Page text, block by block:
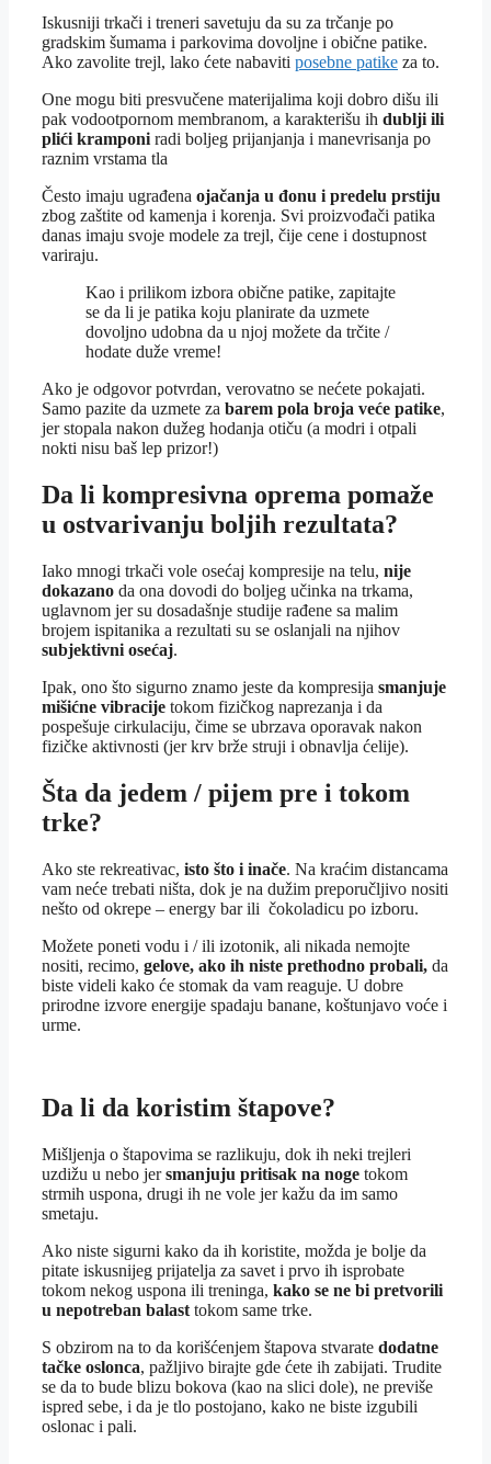
Iskusniji trkači i treneri savetuju da su za trčanje po
gradskim šumama i parkovima dovoljne i obične patike.
Ako zavolite trejl, lako ćete nabaviti posebne patike za to.
One mogu biti presvučene materijalima koji dobro dišu ili
pak vodootpornom membranom, a karakterišu ih dublji ili
plići kramponi radi boljeg prijanjanja i manevrisanja po
raznim vrstama tla
Često imaju ugrađena ojačanja u đonu i predelu prstiju
zbog zaštite od kamenja i korenja. Svi proizvođači patika
danas imaju svoje modele za trejl, čije cene i dostupnost
variraju.
Kao i prilikom izbora obične patike, zapitajte
se da li je patika koju planirate da uzmete
dovoljno udobna da u njoj možete da trčite /
hodate duže vreme!
Ako je odgovor potvrdan, verovatno se nećete pokajati.
Samo pazite da uzmete za barem pola broja veće patike,
jer stopala nakon dužeg hodanja otiču (a modri i otpali
nokti nisu baš lep prizor!)
Da li kompresivna oprema pomaže
u ostvarivanju boljih rezultata?
Iako mnogi trkači vole osećaj kompresije na telu, nije
dokazano da ona dovodi do boljeg učinka na trkama,
uglavnom jer su dosadašnje studije rađene sa malim
brojem ispitanika a rezultati su se oslanjali na njihov
subjektivni osećaj.
Ipak, ono što sigurno znamo jeste da kompresija smanjuje
mišićne vibracije tokom fizičkog naprezanja i da
pospešuje cirkulaciju, čime se ubrzava oporavak nakon
fizičke aktivnosti (jer krv brže struji i obnavlja ćelije).
Šta da jedem / pijem pre i tokom
trke?
Ako ste rekreativac, isto što i inače. Na kraćim distancama
vam neće trebati ništa, dok je na dužim preporučljivo nositi
nešto od okrepe – energy bar ili čokoladicu po izboru.
Možete poneti vodu i / ili izotonik, ali nikada nemojte
nositi, recimo, gelove, ako ih niste prethodno probali, da
biste videli kako će stomak da vam reaguje. U dobre
prirodne izvore energije spadaju banane, koštunjavo voće i
urme.
Da li da koristim štapove?
Mišljenja o štapovima se razlikuju, dok ih neki trejleri
uzdižu u nebo jersmanjuju pritisak na noge tokom
strmih uspona, drugi ih ne vole jer kažu da im samo
smetaju.
Ako niste sigurni kako da ih koristite, možda je bolje da
pitate iskusnijeg prijatelja za savet i prvo ih isprobate
tokom nekog uspona ili treninga, kako se ne bi pretvorili
u nepotreban balast tokom same trke.
S obzirom na to da korišćenjem štapova stvarate dodatne
tačke oslonca, pažljivo birajte gde ćete ih zabijati. Trudite
se da to bude blizu bokova (kao na slici dole), ne previše
ispred sebe, i da je tlo postojano, kako ne biste izgubili
oslonac i pali.